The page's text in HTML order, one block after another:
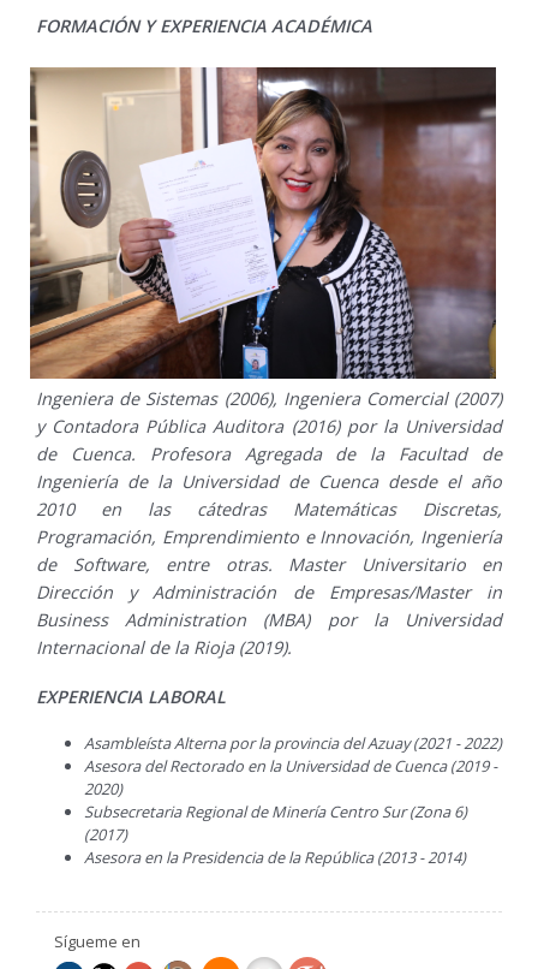
FORMACIÓN Y EXPERIENCIA ACADÉMICA
Ingeniera de Sistemas (2006), Ingeniera Comercial (2007)
y Contadora Pública Auditora (2016) por la Universidad
de Cuenca. Profesora Agregada de la Facultad de
Ingeniería de la Universidad de Cuenca desde el año
2010 en las cátedras Matemáticas Discretas,
Programación, Emprendimiento e Innovación, Ingeniería
de Software, entre otras. Master Universitario en
Dirección y Administración de Empresas/Master in
Business Administration (MBA) por la Universidad
Internacional de la Rioja (2019).
EXPERIENCIA LABORAL
Asambleísta Alterna por la provincia del Azuay (2021 - 2022)
Asesora del Rectorado en la Universidad de Cuenca (2019 -
2020)
Subsecretaria Regional de Minería Centro Sur (Zona 6)
(2017)
Asesora en la Presidencia de la República (2013 - 2014)
Sígueme en